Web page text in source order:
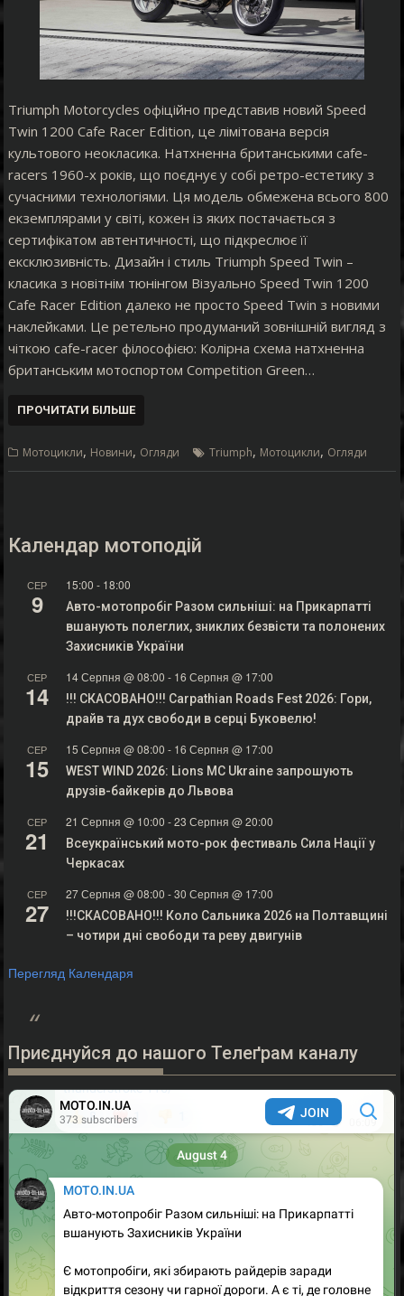
Triumph Motorcycles офіційно представив новий Speed
Twin 1200 Cafe Racer Edition, це лімітована версія
культового неокласика. Натхненна британськими cafe-
racers 1960-х років, що поєднує у собі ретро-естетику з
сучасними технологіями. Ця модель обмежена всього 800
екземплярами у світі, кожен із яких постачається з
сертифікатом автентичності, що підкреслює її
ексклюзивність. Дизайн і стиль Triumph Speed Twin –
класика з новітнім тюнінгом Візуально Speed Twin 1200
Cafe Racer Edition далеко не просто Speed Twin з новими
наклейками. Це ретельно продуманий зовнішній вигляд з
чіткою cafe-racer філософією: Колірна схема натхненна
британським мотоспортом Competition Green…
ПРОЧИТАТИ БІЛЬШЕ
Мотоцикли, Новини, Огляди Triumph, Мотоцикли, Огляди
Календар мотоподій
СЕР
9
15:00 - 18:00
Авто-мотопробіг Разом сильніші: на Прикарпатті
вшанують полеглих, зниклих безвісти та полонених
Захисників України
СЕР
14
14 Серпня @ 08:00 - 16 Серпня @ 17:00
!!! СКАСОВАНО!!! Carpathian Roads Fest 2026: Гори,
драйв та дух свободи в серці Буковелю!
СЕР
15
15 Серпня @ 08:00 - 16 Серпня @ 17:00
WEST WIND 2026: Lions MC Ukraine запрошують
друзів-байкерів до Львова
СЕР
21
21 Серпня @ 10:00 -23 Серпня @ 20:00
Всеукраїнський мото-рок фестиваль Сила Нації у
Черкасах
СЕР
27
27 Серпня @ 08:00 -30 Серпня @ 17:00
!!!СКАСОВАНО!!! Коло Сальника 2026 на Полтавщині
– чотири дні свободи та реву двигунів
Перегляд Календаря
Приєднуйся до нашого Телеґрам каналу